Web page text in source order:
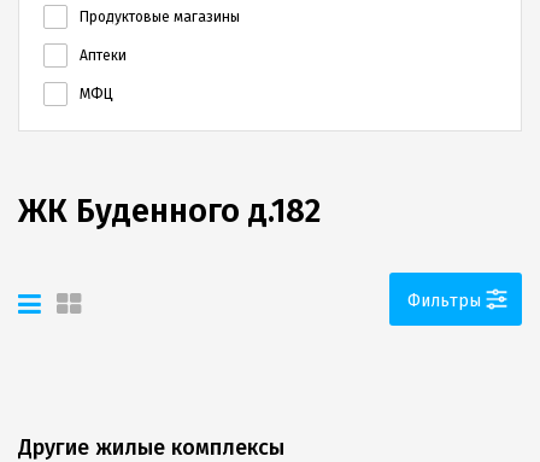
Продуктовые магазины
Аптеки
МФЦ
ЖК Буденного д.182
Фильтры
Другие жилые комплексы